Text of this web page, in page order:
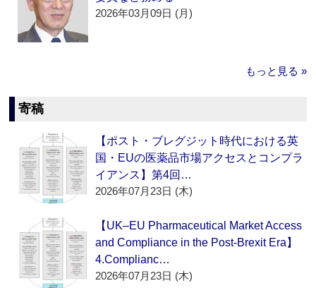
2026年03月09日 (月)
もっと見る »
寄稿
【ポスト・ブレグジット時代における英
国・EUの医薬品市場アクセスとコンプラ
イアンス】第4回…
2026年07月23日 (木)
【UK–EU Pharmaceutical Market Access
and Compliance in the Post-Brexit Era】
4.Complianc…
2026年07月23日 (木)